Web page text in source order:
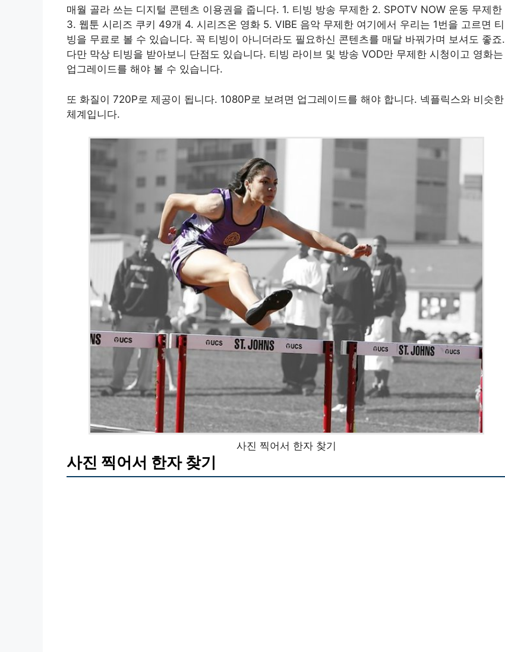
매월 골라 쓰는 디지털 콘텐츠 이용권을 줍니다. 1. 티빙 방송 무제한 2. SPOTV NOW 운동 무제한
3. 웹툰 시리즈 쿠키 49개 4. 시리즈온 영화 5. VIBE 음악 무제한 여기에서 우리는 1번을 고르면 티
빙을 무료로 볼 수 있습니다. 꼭 티빙이 아니더라도 필요하신 콘텐츠를 매달 바꿔가며 보셔도 좋죠.
다만 막상 티빙을 받아보니 단점도 있습니다. 티빙 라이브 및 방송 VOD만 무제한 시청이고 영화는
업그레이드를 해야 볼 수 있습니다.
또 화질이 720P로 제공이 됩니다. 1080P로 보려면 업그레이드를 해야 합니다. 넥플릭스와 비슷한
체계입니다.
사진 찍어서 한자 찾기
사진 찍어서 한자 찾기